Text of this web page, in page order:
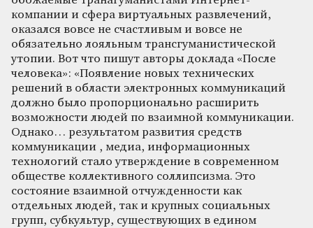
компании и сфера виртуальных развлечений,
оказался вовсе не счастливым и вовсе не
обязательно лояльным трансгуманистической
утопии. Вот что пишут авторы доклада «После
человека»: «Появление новых технических
решений в области электронных коммуникаций
должно было пропорционально расширить
возможности людей по взаимной коммуникации.
Однако… результатом развития средств
коммуникации , медиа, информационных
технологий стало утверждение в современном
обществе коллективного соллипсизма. Это
состояние взаимной отчужденности как
отдельных людей, так и крупных социальных
групп, субкультур, существующих в едином